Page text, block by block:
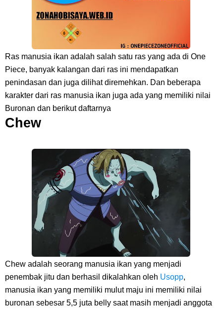
Resep Pesmol Ikan Mas, Makanan Khas Sunda Dengan Rasa Yang
Enaknya Nagih
Arti Bendera Barbados, Negara Kepulauan Yang Terletak Di Kawasan
Karibia
Cara Daftar Danamon Mobile Banking, Mudah Banget Dan Lengkap
Caranya Disini
7 Fakta Elbaph One Piece, Menjadi Tempat Yang Sangat Ingin
Dikunjungi Usopp
7 Fakta Ivankov One Piece, Orang Yang Mampu Menipu Sensor
Wanita Milik Sanji
7 Klub Pertama Yang Menjuarai Liga Champions, Apa Klub Jagoan
Kamu Termasuk
Ras manusia ikan adalah salah satu ras yang ada di One
Piece, banyak kalangan dari ras ini mendapatkan
penindasan dan juga dilihat diremehkan. Dan beberapa
karakter dari ras manusia ikan juga ada yang memiliki nilai
Buronan dan berikut daftarnya
Chew
Chew adalah seorang manusia ikan yang menjadi
penembak jitu dan berhasil dikalahkan oleh Usopp,
manusia ikan yang memiliki mulut maju ini memiliki nilai
buronan sebesar 5,5 juta belly saat masih menjadi anggota